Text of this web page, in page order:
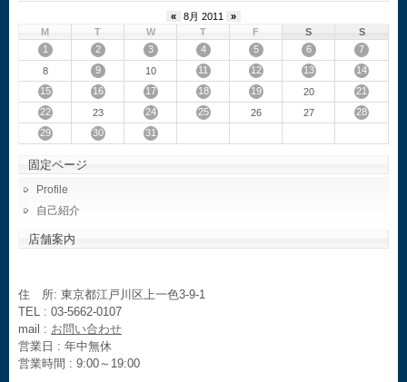
« 8月 2011
»
M
T W T F S
S
1
2 3 4 5 6
7
8
9 10 11 12 13
14
15
16 17 18 19 20
21
22
23 24 25 26 27
28
29
30 31
固定ページ
Profile
自己紹介
店舗案内
住 所: 東京都江戸川区上一色3-9-1
TEL : 03-5662-0107
mail : お問い合わせ
営業日 : 年中無休
営業時間 : 9:00～19:00